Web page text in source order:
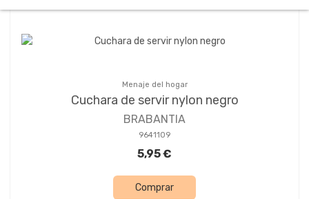
Menaje del hogar
Cuchara de servir nylon negro
BRABANTIA
9641109
5,95 €
Comprar